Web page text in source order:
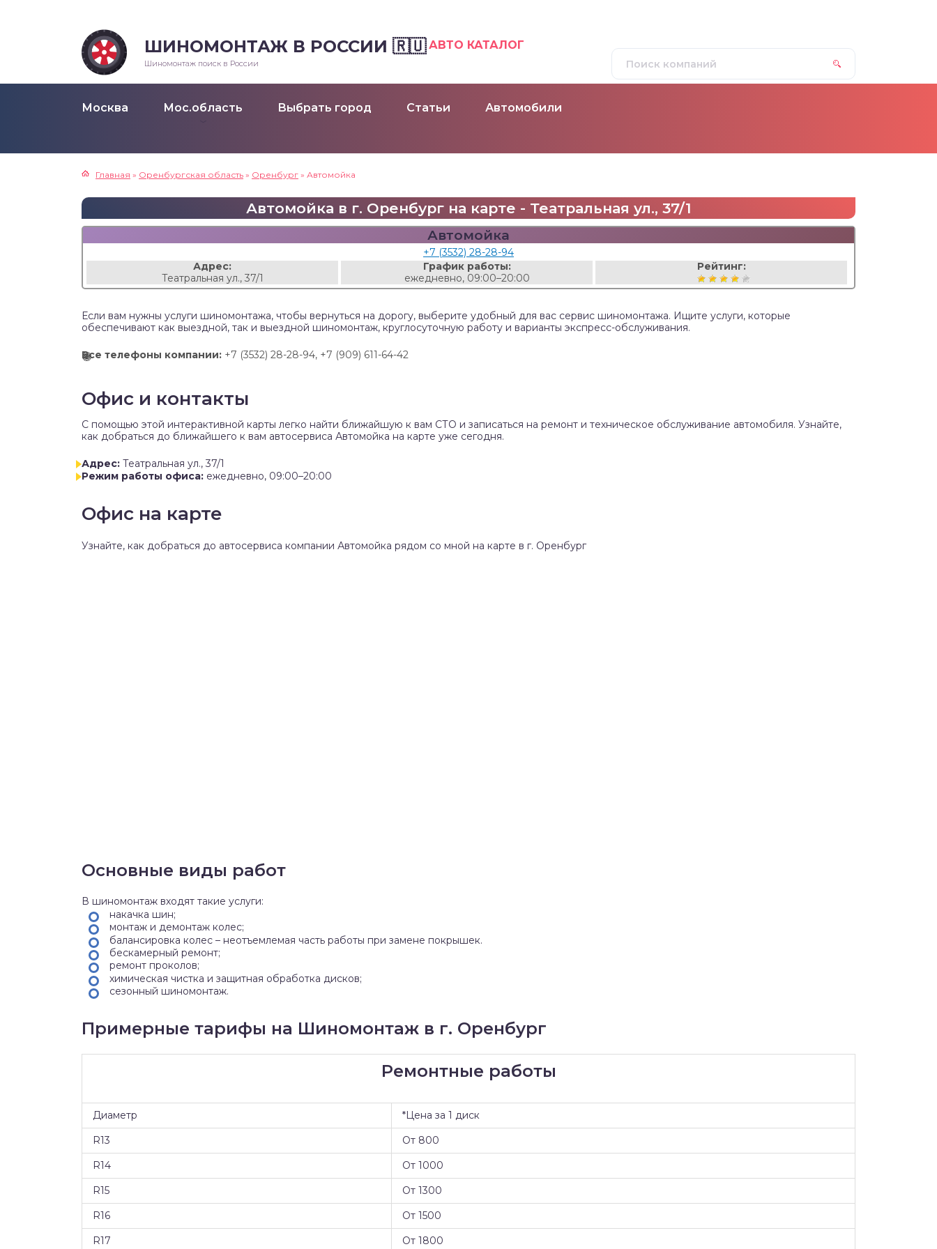
ШИНОМОНТАЖ В РОССИИ 🇷🇺 АВТО КАТАЛОГ
Шиномонтаж поиск в России
Москва Мос.область Выбрать город Статьи Автомобили
Главная » Оренбургская область » Оренбург » Автомойка
Автомойка в г. Оренбург на карте - Театральная ул., 37/1
Автомойка
+7 (3532) 28-28-94
Адрес:
Театральная ул., 37/1
График работы:
ежедневно, 09:00–20:00
Рейтинг:
Если вам нужны услуги шиномонтажа, чтобы вернуться на дорогу, выберите удобный для вас сервис шиномонтажа. Ищите услуги, которые
обеспечивают как выездной, так и выездной шиномонтаж, круглосуточную работу и варианты экспресс-обслуживания.
Все телефоны компании: +7 (3532) 28-28-94, +7 (909) 611-64-42
Офис и контакты
C помощью этой интерактивной карты легко найти ближайшую к вам СТО и записаться на ремонт и техническое обслуживание автомобиля. Узнайте,
как добраться до ближайшего к вам автосервиса Автомойка на карте уже сегодня.
Адрес: Театральная ул., 37/1
Режим работы офиса: ежедневно, 09:00–20:00
Офис на карте
Узнайте, как добраться до автосервиса компании Автомойка рядом со мной на карте в г. Оренбург
Основные виды работ
В шиномонтаж входят такие услуги:
накачка шин;
монтаж и демонтаж колес;
балансировка колес – неотъемлемая часть работы при замене покрышек.
бескамерный ремонт;
ремонт проколов;
химическая чистка и защитная обработка дисков;
сезонный шиномонтаж.
Примерные тарифы на Шиномонтаж в г. Оренбург
Ремонтные работы
Диаметр
*Цена за 1 диск
R13
От 800
R14
От 1000
R15
От 1300
R16
От 1500
R17
От 1800